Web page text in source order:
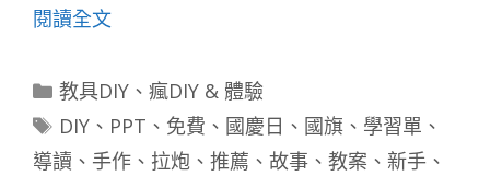
閱讀全文
分
類
教具DIY、 瘋DIY & 體驗
標
籤
DIY、 PPT 、 免費 、 國慶日 、 國旗、 學習單 、
導讀 、 手作 、 拉炮 、 推薦 、 故事 、 教案 、 新手 、